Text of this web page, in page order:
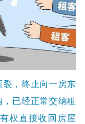
，终止向一房东
已经正常交纳租
权直接收回房屋